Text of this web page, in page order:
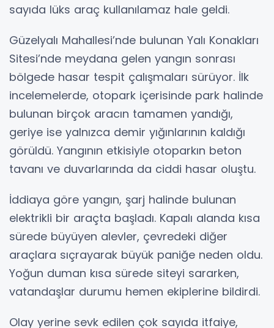
sayıda lüks araç kullanılamaz hale geldi.
Güzelyalı Mahallesi’nde bulunan Yalı Konakları
Sitesi’nde meydana gelen yangın sonrası
bölgede hasar tespit çalışmaları sürüyor. İlk
incelemelerde, otopark içerisinde park halinde
bulunan birçok aracın tamamen yandığı,
geriye ise yalnızca demir yığınlarının kaldığı
görüldü. Yangının etkisiyle otoparkın beton
tavanı ve duvarlarında da ciddi hasar oluştu.
İddiaya göre yangın, şarj halinde bulunan
elektrikli bir araçta başladı. Kapalı alanda kısa
sürede büyüyen alevler, çevredeki diğer
araçlara sıçrayarak büyük paniğe neden oldu.
Yoğun duman kısa sürede siteyi sararken,
vatandaşlar durumu hemen ekiplerine bildirdi.
Olay yerine sevk edilen çok sayıda itfaiye,